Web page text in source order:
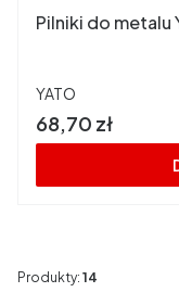
Pilniki do metalu
PRODUCENT
YATO
Cena
68,70 zł
Produkty: 14